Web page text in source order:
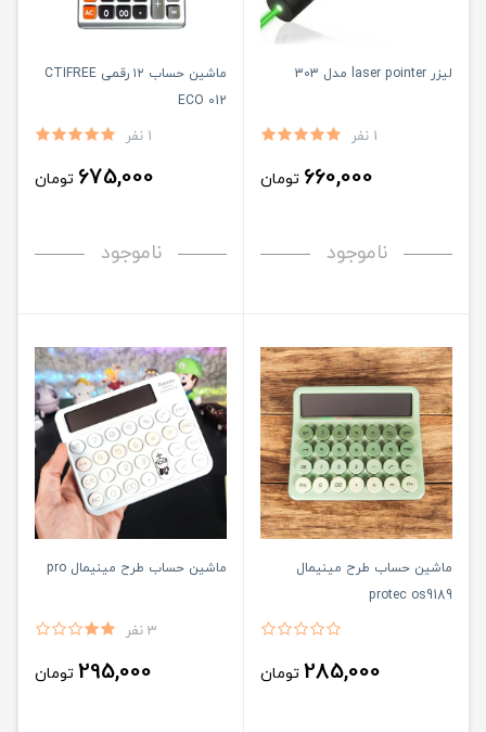
لیزر laser pointer مدل 303
1 نفر
660,000 تومان
ناموجود
ماشین حساب ۱۲ رقمی CTIFREE
ECO 012
1 نفر
675,000 تومان
ناموجود
ماشین حساب طرح مینیمال
protec os9189
285,000 تومان
ماشین حساب طرح مینیمال pro
3 نفر
295,000 تومان